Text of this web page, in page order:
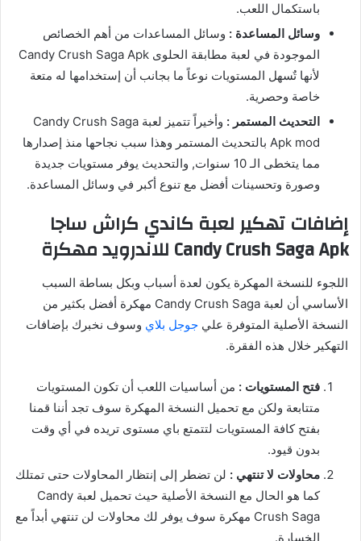
باستكمال اللعب.
وسائل المساعدة : وسائل المساعدات من أهم الخصائص
الموجودة في لعبة مطابقة الحلوى Candy Crush Saga Apk
لأنها تٌسهل المستويات نوعاً ما بجانب أن إستخدامها له متعة
خاصة وحصرية.
التحديث المستمر :
وأخيراً تتميز لعبة Candy Crush Saga
Apk mod بالتحديث المستمر وهذا سبب نجاحها منذ إصدارها
مما يتخطى الـ 10 سنوات, والتحديث يوفر مستويات جديدة
وصورة وتحسينات أفضل مع تنوع أكبر في وسائل المساعدة.
إضافات تهكير لعبة كاندي كراش ساجا
Candy Crush Saga Apk للاندرويد مهكرة
اللجوء للنسخة المهكرة يكون لعدة أسباب وبكل بساطة السبب
الأساسي أن لعبة Candy Crush Saga مهكرة أفضل بكثير من
النسخة الأصلية المتوفرة علي جوجل بلاي وسوف نخبرك بإضافات
التهكير خلال هذه الفقرة.
فتح المستويات : من أساسيات اللعب أن تكون المستويات
متتابعة ولكن مع تحميل النسخة المهكرة سوف تجد أننا قمنا
بفتح كافة المستويات لتتمتع باي مستوى تريده في أي وقت
بدون قيود.
محاولات لا تنتهي : لن تضطر إلى إنتظار المحاولات حتى تمتلك
كما هو الحال مع النسخة الأصلية حيث تحميل لعبة Candy
Crush Saga مهكرة سوف يوفر لك محاولات لن تنتهي أبداً مع
الخسارة.